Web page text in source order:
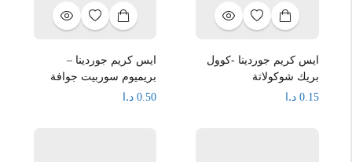
ايس كريم جوردينا -كوول
بريك شوكولاتة
0.15 د.ا
ايس كريم جوردينا –
بريميوم سوربيت جوافة
0.50 د.ا